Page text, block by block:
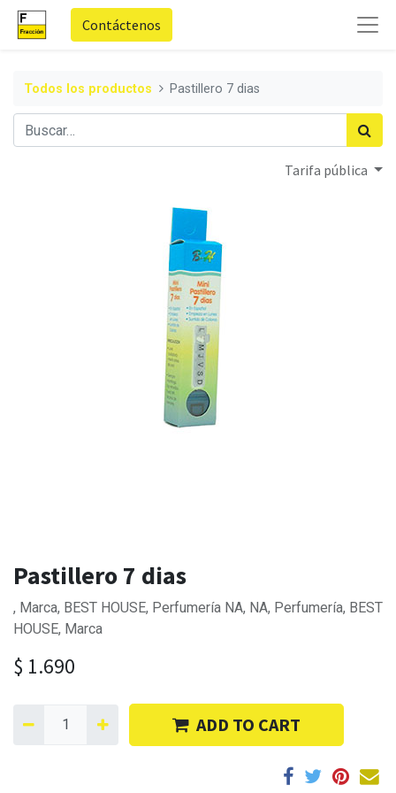
Contáctenos
Todos los productos Pastillero 7 dias
Tarifa pública
Pastillero 7 dias
, Marca, BEST HOUSE, Perfumería NA, NA, Perfumería, BEST
HOUSE, Marca
$ 1.690
ADD TO CART